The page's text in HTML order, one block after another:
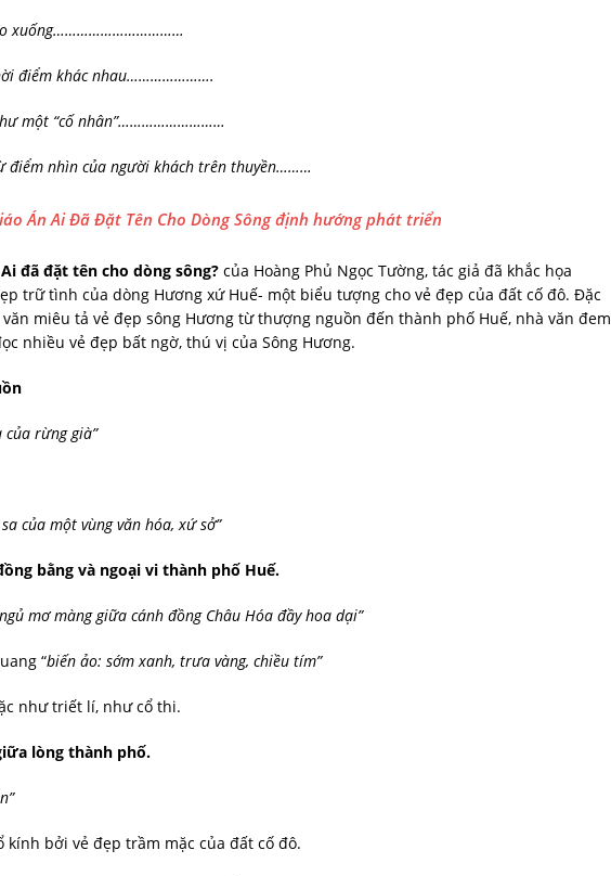
xuống……………………………
điểm khác nhau………………….
một “cố nhân”………………………
điểm nhìn của người khách trên thuyền………
Án Ai Đã Đặt Tên Cho Dòng Sông định hướng phát triển
đã đặt tên cho dòng sông? của Hoàng Phủ Ngọc Tường, tác giả đã khắc họa
trữ tình của dòng Hương xứ Huế- một biểu tượng cho vẻ đẹp của đất cố đô. Đặc
miêu tả vẻ đẹp sông Hương từ thượng nguồn đến thành phố Huế, nhà văn đem
nhiều vẻ đẹp bất ngờ, thú vị của Sông Hương.
rừng già”
của một vùng văn hóa, xứ sở”
bằng và ngoại vi thành phố Huế.
mơ màng giữa cánh đồng Châu Hóa đầy hoa dại”
“biến ảo: sớm xanh, trưa vàng, chiều tím”
như triết lí, như cổ thi.
lòng thành phố.
kính bởi vẻ đẹp trầm mặc của đất cố đô.